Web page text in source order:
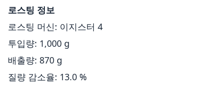
로스팅 정보
로스팅 머신: 이지스터 4
투입량: 1,000 g
배출량: 870 g
질량 감소율: 13.0 %